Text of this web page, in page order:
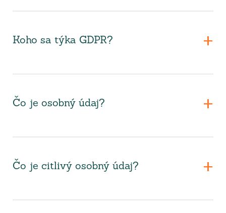
Koho sa týka GDPR?
Čo je osobný údaj?
Čo je citlivý osobný údaj?